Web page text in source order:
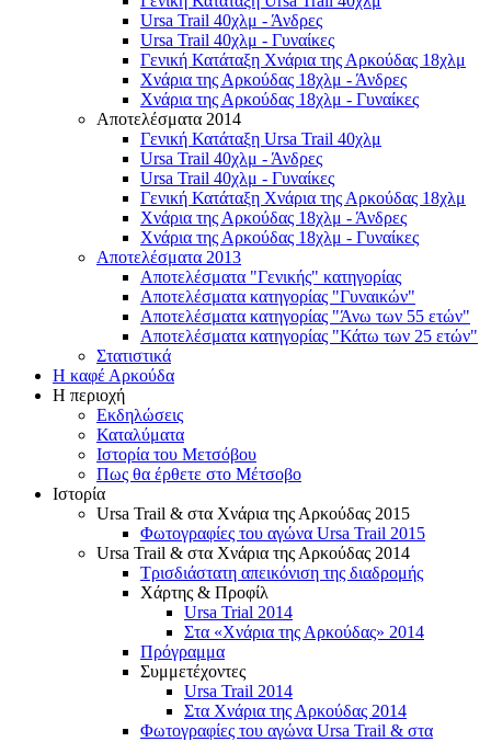
Ursa Trail 40χλμ - Άνδρες
Ursa Trail 40χλμ - Γυναίκες
Γενική Κατάταξη Χνάρια της Αρκούδας 18χλμ
Χνάρια της Αρκούδας 18χλμ - Άνδρες
Χνάρια της Αρκούδας 18χλμ - Γυναίκες
Αποτελέσματα 2014
Γενική Κατάταξη Ursa Trail 40χλμ
Ursa Trail 40χλμ - Άνδρες
Ursa Trail 40χλμ - Γυναίκες
Γενική Κατάταξη Χνάρια της Αρκούδας 18χλμ
Χνάρια της Αρκούδας 18χλμ - Άνδρες
Χνάρια της Αρκούδας 18χλμ - Γυναίκες
Αποτελέσματα 2013
Αποτελέσματα "Γενικής" κατηγορίας
Αποτελέσματα κατηγορίας "Γυναικών"
Αποτελέσματα κατηγορίας "Άνω των 55 ετών"
Αποτελέσματα κατηγορίας "Κάτω των 25 ετών"
Στατιστικά
Η καφέ Αρκούδα
Η περιοχή
Εκδηλώσεις
Καταλύματα
Ιστορία του Μετσόβου
Πως θα έρθετε στο Μέτσοβο
Ιστορία
Ursa Trail & στα Χνάρια της Αρκούδας 2015
Φωτογραφίες του αγώνα Ursa Trail 2015
Ursa Trail & στα Χνάρια της Αρκούδας 2014
Τρισδιάστατη απεικόνιση της διαδρομής
Χάρτης & Προφίλ
Ursa Trial 2014
Στα «Χνάρια της Αρκούδας» 2014
Πρόγραμμα
Συμμετέχοντες
Ursa Trail 2014
Στα Χνάρια της Αρκούδας 2014
Φωτογραφίες του αγώνα Ursa Trail & στα